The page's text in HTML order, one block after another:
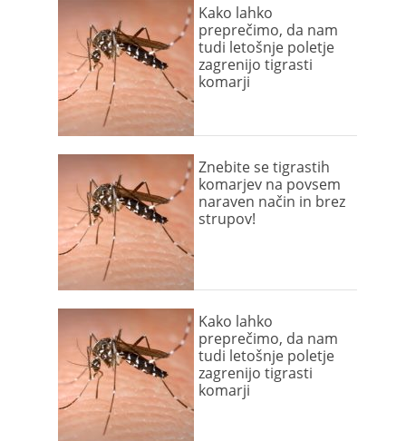
Kako lahko
preprečimo, da nam
tudi letošnje poletje
zagrenijo tigrasti
komarji
Znebite se tigrastih
komarjev na povsem
naraven način in brez
strupov!
Kako lahko
preprečimo, da nam
tudi letošnje poletje
zagrenijo tigrasti
komarji